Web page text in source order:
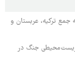
ترکیه، عربستان و
جنگ در